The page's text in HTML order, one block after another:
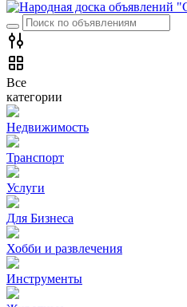
Все
категории
Недвижимость
Транспорт
Услуги
Для Бизнеса
Хобби и развлечения
Инструменты